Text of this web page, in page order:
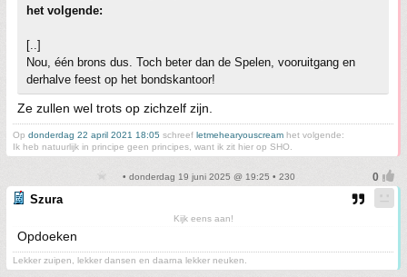
het volgende:
[..]
Nou, één brons dus. Toch beter dan de Spelen, vooruitgang en
derhalve feest op het bondskantoor!
Ze zullen wel trots op zichzelf zijn.
Op donderdag 22 april 2021 18:05 schreef letmehearyouscream het volgende:
Ik heb natuurlijk in principe geen principes, want ik zit hier op SHO.
• donderdag 19 juni 2025 @ 19:25 • 230
Szura
Kijk eens aan!
Opdoeken
Lekker zuipen, lekker dansen en daarna lekker neuken.